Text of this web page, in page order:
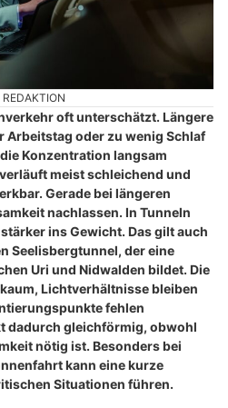
oft unterschätzt. Längere
Arbeitstag oder zu wenig Schlaf
Konzentration langsam
meist schleichend und
Gerade bei längeren
nachlassen. In Tunneln
ins Gewicht. Das gilt auch
Seelisbergtunnel, der eine
Uri und Nidwalden bildet. Die
Lichtverhältnisse bleiben
fehlen
dadurch gleichförmig, obwohl
nötig ist. Besonders bei
kann eine kurze
Situationen führen.